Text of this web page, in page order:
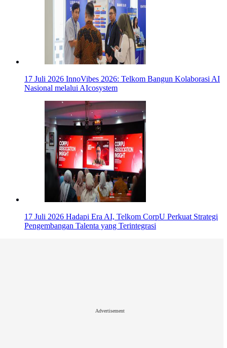
17 Juli 2026 InnoVibes 2026: Telkom Bangun Kolaborasi AI
Nasional melalui AIcosystem
17 Juli 2026 Hadapi Era AI, Telkom CorpU Perkuat Strategi
Pengembangan Talenta yang Terintegrasi
Advertisement